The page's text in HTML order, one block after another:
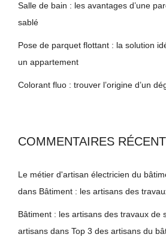
Salle de bain : les avantages d’une
sablé
Pose de parquet flottant : la solution
un appartement
Colorant fluo : trouver l’origine d’un
COMMENTAIRES
Le métier d'artisan électricien du
dans Bâtiment : les artisans des
Bâtiment : les artisans des travaux
artisans dans Top 3 des artisans du